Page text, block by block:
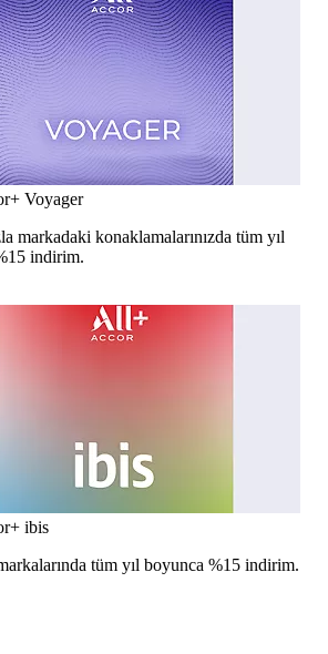
Voyager
markadaki konaklamalarınızda tüm yıl
indirim.
ibis
tüm yıl boyunca %15 indirim.